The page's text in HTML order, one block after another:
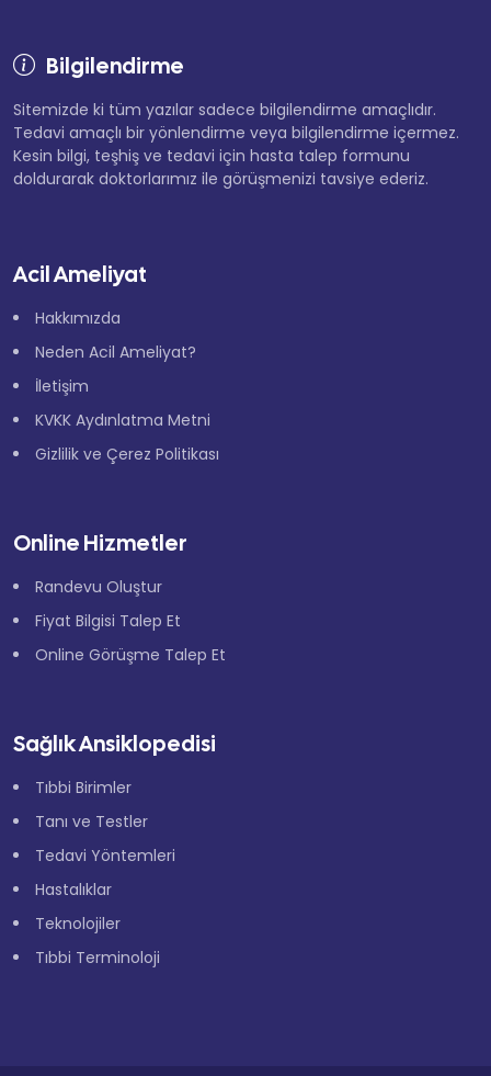
Bilgilendirme
Sitemizde ki tüm yazılar sadece bilgilendirme amaçlıdır.
Tedavi amaçlı bir yönlendirme veya bilgilendirme içermez.
Kesin bilgi, teşhiş ve tedavi için hasta talep formunu
doldurarak doktorlarımız ile görüşmenizi tavsiye ederiz.
Acil Ameliyat
Hakkımızda
Neden Acil Ameliyat?
İletişim
KVKK Aydınlatma Metni
Gizlilik ve Çerez Politikası
Online Hizmetler
Randevu Oluştur
Fiyat Bilgisi Talep Et
Online Görüşme Talep Et
Sağlık Ansiklopedisi
Tıbbi Birimler
Tanı ve Testler
Tedavi Yöntemleri
Hastalıklar
Teknolojiler
Tıbbi Terminoloji
×